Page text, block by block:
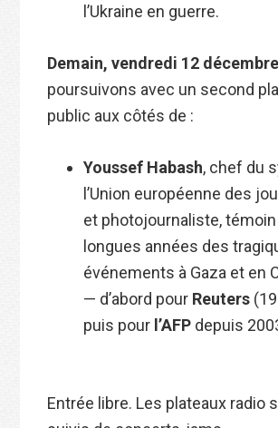
l’Ukraine en guerre.
Demain, vendredi 12 décembre
poursuivons avec un second
public aux côtés de :
Youssef Habash, chef du
l’Union européenne des
et photojournaliste,
longues années des
événements à Gaza et en
— d’abord pour Reuters
puis pour l’AFP depuis
Entrée libre. Les plateaux radio